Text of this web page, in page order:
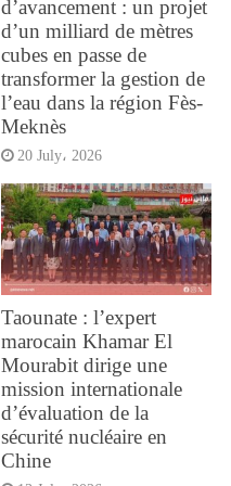
d’avancement : un projet
d’un milliard de mètres
cubes en passe de
transformer la gestion de
l’eau dans la région Fès-
Meknès
20 July، 2026
Taounate : l’expert
marocain Khamar El
Mourabit dirige une
mission internationale
d’évaluation de la
sécurité nucléaire en
Chine